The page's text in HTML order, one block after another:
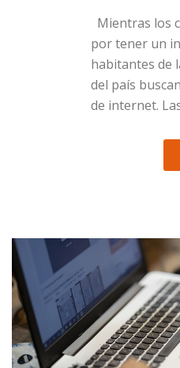
Mientras los
por tener un
habitantes de
del país
de internet.